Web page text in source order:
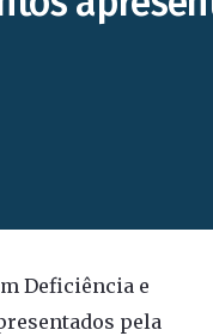
Deficiência e
pela